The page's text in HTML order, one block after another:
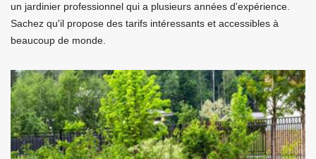
un jardinier professionnel qui a plusieurs années d'expérience.
Sachez qu'il propose des tarifs intéressants et accessibles à
beaucoup de monde.